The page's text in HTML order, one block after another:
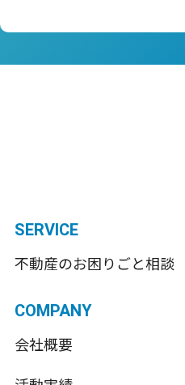
SERVICE
不動産のお困りごと相談
COMPANY
会社概要